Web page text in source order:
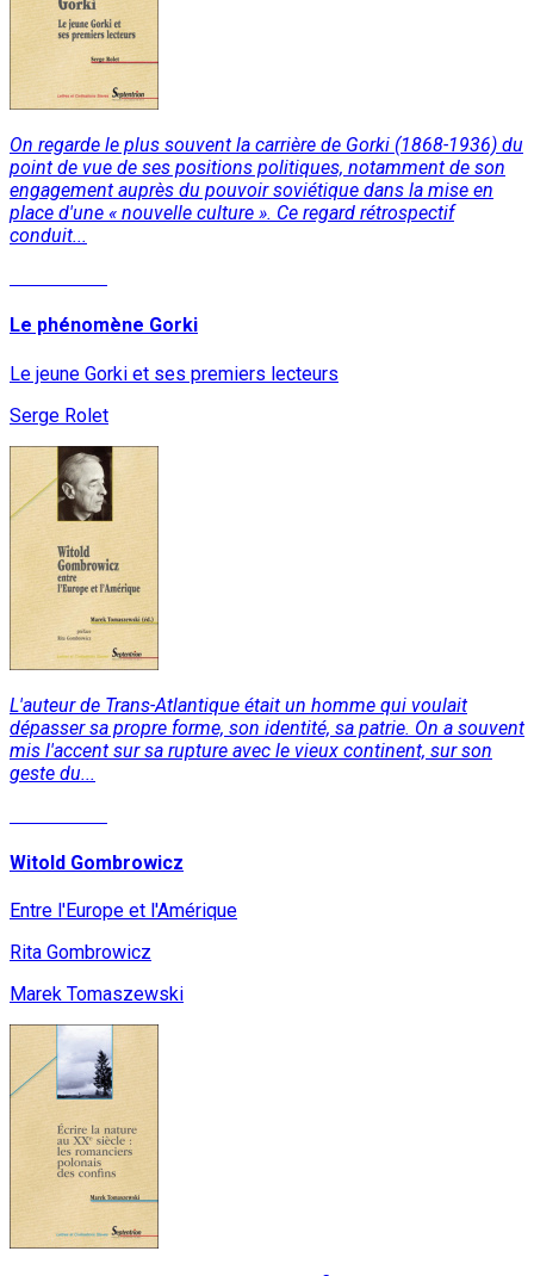
On regarde le plus souvent la carrière de Gorki (1868-1936) du
point de vue de ses positions politiques, notamment de son
engagement auprès du pouvoir soviétique dans la mise en
place d'une « nouvelle culture ». Ce regard rétrospectif
conduit...
Le phénomène Gorki
Le jeune Gorki et ses premiers lecteurs
Serge Rolet
L'auteur de Trans-Atlantique était un homme qui voulait
dépasser sa propre forme, son identité, sa patrie. On a souvent
mis l'accent sur sa rupture avec le vieux continent, sur son
geste du...
Witold Gombrowicz
Entre l'Europe et l'Amérique
Rita Gombrowicz
Marek Tomaszewski